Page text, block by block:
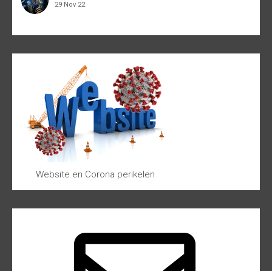
29 Nov 22
Website en Corona perikelen